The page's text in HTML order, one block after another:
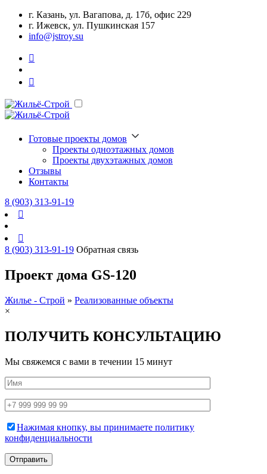
г. Казань, ул. Вагапова, д. 17б, офис 229
г. Ижевск, ул. Пушкинская 157
info@jstroy.su
Готовые проекты домов
Проекты одноэтажных домов
Проекты двухэтажных домов
Отзывы
Контакты
8 (903) 313-91-19
8 (903) 313-91-19 Обратная связь
Проект дома GS-120
Жилье - Строй » Реализованные объекты
×
ПОЛУЧИТЬ КОНСУЛЬТАЦИЮ
Мы свяжемся с вами в течении 15 минут
Нажимая кнопку, вы принимаете политику
конфиденциальности